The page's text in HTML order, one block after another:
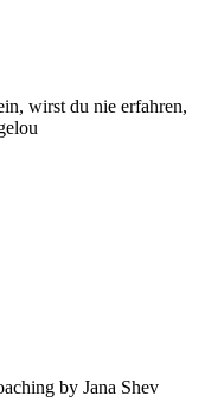
wirst du nie erfahren,
by Jana Shev